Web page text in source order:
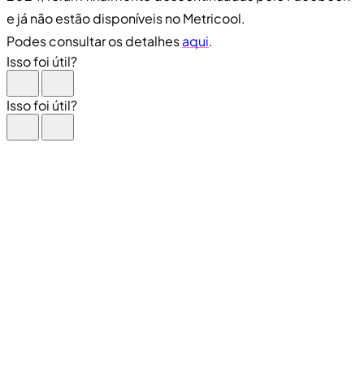
e já não estão disponíveis no Metricool.
Podes consultar os detalhesaqui.
Isso foi útil?
Isso foi útil?